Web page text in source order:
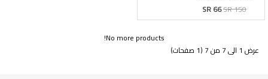
SR 66SR 150
No more products!
عرض 1 الى 7 من 7 (1 صفحات)